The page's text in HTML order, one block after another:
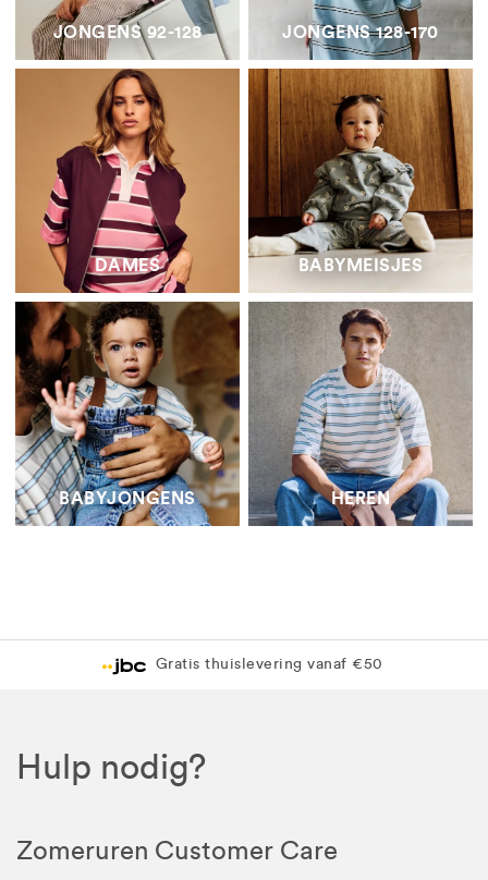
JONGENS 92-128 JONGENS 128-170
DAMES BABYMEISJES
BABYJONGENS HEREN
Gratis thuislevering vanaf €50
Hulp nodig?
Zomeruren Customer Care